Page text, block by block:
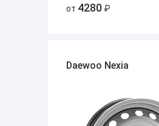
от 4280 ₽
Daewoo Nexia